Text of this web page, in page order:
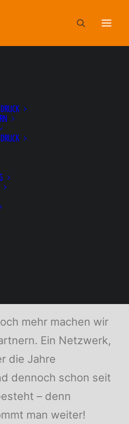
Nicht nur
sondern auch mit unseren
Ausbildung,
How-Transfer
mehr machen wir
Ein Netzwerk,
die Jahre
dennoch schon seit
– denn
man weiter!